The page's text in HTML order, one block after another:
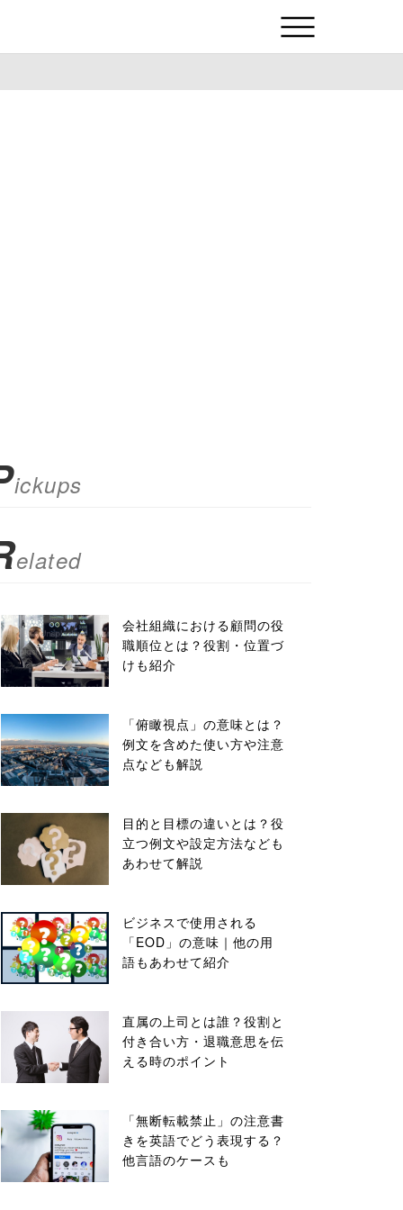
ickups
elated
会社組織における顧問の役
職順位とは？役割・位置づ
けも紹介
「俯瞰視点」の意味とは？
例文を含めた使い方や注意
点なども解説
目的と目標の違いとは？役
立つ例文や設定方法なども
あわせて解説
ビジネスで使用される
「EOD」の意味｜他の用
語もあわせて紹介
直属の上司とは誰？役割と
付き合い方・退職意思を伝
える時のポイント
「無断転載禁止」の注意書
きを英語でどう表現する？
他言語のケースも